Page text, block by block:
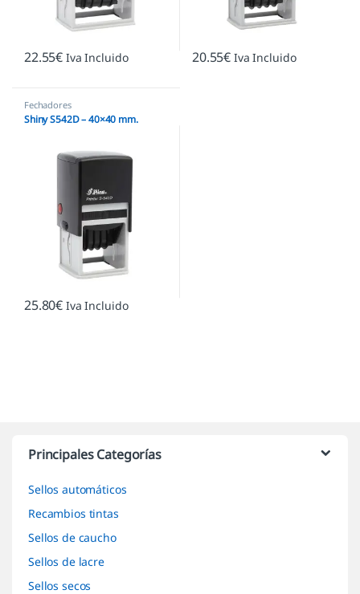
22.55€ Iva Incluido 20.55€ Iva Incluido
Fechadores
Shiny S542D – 40×40 mm.
25.80€ Iva Incluido
Principales Categorías
Sellos automáticos
Recambios tintas
Sellos de caucho
Sellos de lacre
Sellos secos